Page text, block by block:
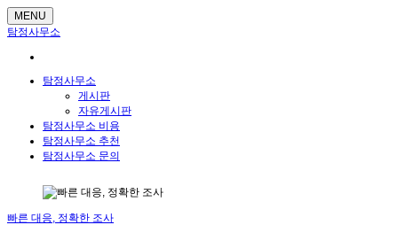
MENU
탐정사무소
탐정사무소
게시판
자유게시판
탐정사무소 비용
탐정사무소 추천
탐정사무소 문의
빠른 대응, 정확한 조사